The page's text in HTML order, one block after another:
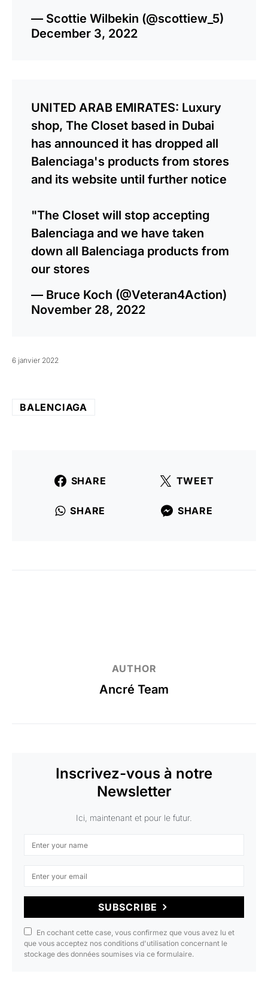
— Scottie Wilbekin (@scottiew_5)
December 3, 2022
UNITED ARAB EMIRATES: Luxury
shop, The Closet based in Dubai
has announced it has dropped all
Balenciaga's products from stores
and its website until further notice
"The Closet will stop accepting
Balenciaga and we have taken
down all Balenciaga products from
our stores
— Bruce Koch (@Veteran4Action)
November 28, 2022
6 janvier 2022
BALENCIAGA
SHARE TWEET
SHARE SHARE
AUTHOR
Ancré Team
Inscrivez-vous à notre
Newsletter
Ici, maintenant et pour le futur.
SUBSCRIBE
En cochant cette case, vous confirmez que vous avez lu et
que vous acceptez nos conditions d'utilisation concernant le
stockage des données soumises via ce formulaire.